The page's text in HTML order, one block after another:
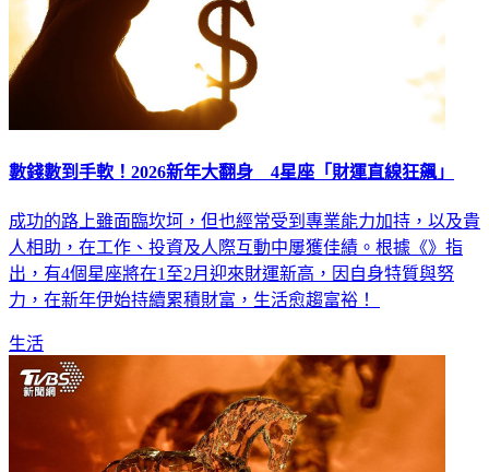
數錢數到手軟！2026新年大翻身 4星座「財運直線狂飆」
成功的路上雖面臨坎坷，但也經常受到專業能力加持，以及貴
人相助，在工作、投資及人際互動中屢獲佳績。根據《》指
出，有4個星座將在1至2月迎來財運新高，因自身特質與努
力，在新年伊始持續累積財富，生活愈趨富裕！
生活